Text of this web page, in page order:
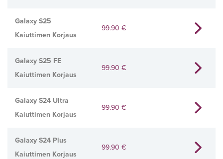
Galaxy S25
Kaiuttimen Korjaus
99.90 €
Galaxy S25 FE
Kaiuttimen Korjaus
99.90 €
Galaxy S24 Ultra
Kaiuttimen Korjaus
99.90 €
Galaxy S24 Plus
Kaiuttimen Korjaus
99.90 €